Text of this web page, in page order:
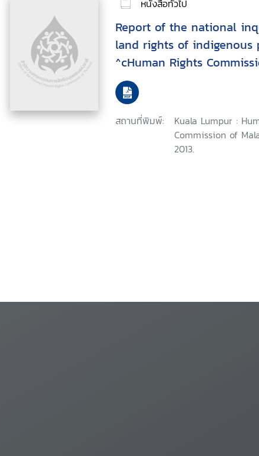
หนังสือทั่วไป
Report of the national
land rights of indigenous
^cHuman Rights
(SUHAKAM)
สถานที่พิมพ์:
Kuala Lumpur :
Commission of
2013.